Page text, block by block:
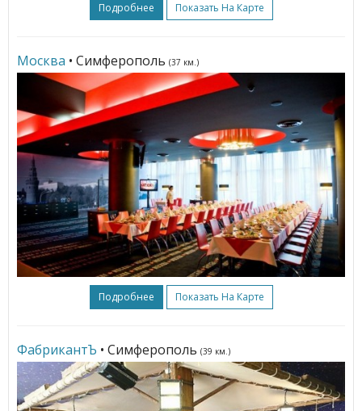
Подробнее Показать На Карте
Москва • Симферополь (37 км.)
Подробнее Показать На Карте
ФабрикантЪ • Симферополь (39 км.)